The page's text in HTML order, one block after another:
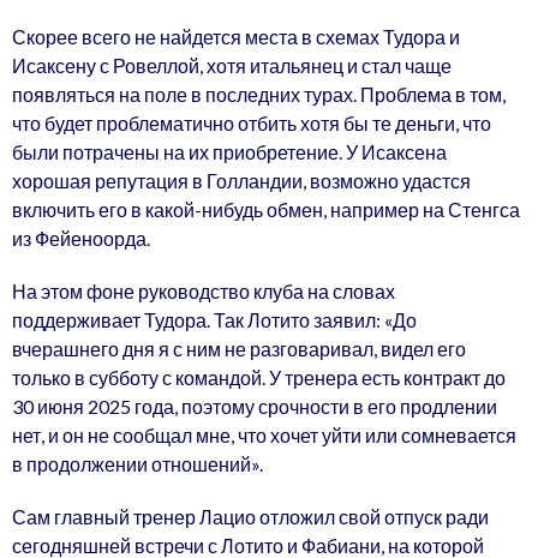
Скорее всего не найдется места в схемах Тудора и
Исаксену с Ровеллой, хотя итальянец и стал чаще
появляться на поле в последних турах. Проблема в том,
что будет проблематично отбить хотя бы те деньги, что
были потрачены на их приобретение. У Исаксена
хорошая репутация в Голландии, возможно удастся
включить его в какой-нибудь обмен, например на Стенгса
из Фейеноорда.
На этом фоне руководство клуба на словах
поддерживает Тудора. Так Лотито заявил: «До
вчерашнего дня я с ним не разговаривал, видел его
только в субботу с командой. У тренера есть контракт до
30 июня 2025 года, поэтому срочности в его продлении
нет, и он не сообщал мне, что хочет уйти или сомневается
в продолжении отношений».
Сам главный тренер Лацио отложил свой отпуск ради
сегодняшней встречи с Лотито и Фабиани, на которой